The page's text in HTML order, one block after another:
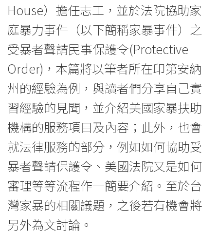
House）擔任志工，並於法院協助家
庭暴力事件（以下簡稱家暴事件）之
受暴者聲請民事保護令(Protective
Order)，本篇將以筆者所在印第安納
州的經驗為例，與讀者們分享自己實
習經驗的見聞，並介紹美國家暴扶助
機構的服務項目及內容；此外，也會
就法律服務的部分，例如如何協助受
暴者聲請保護令、美國法院又是如何
審理等等流程作一簡要介紹。至於台
灣家暴的相關議題，之後若有機會將
另外為文討論。